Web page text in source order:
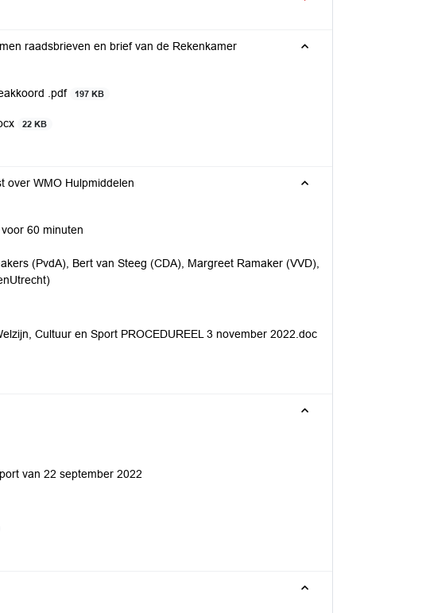
raadsbrieven en brief van de Rekenkamer
.pdf
197 KB
22 KB
over WMO Hulpmiddelen
60 minuten
(PvdA), Bert van Steeg (CDA), Margreet Ramaker (VVD),
Cultuur en Sport PROCEDUREEL 3 november 2022.doc
van 22 september 2022